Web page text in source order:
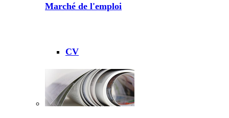
Marché de l'emploi
CV